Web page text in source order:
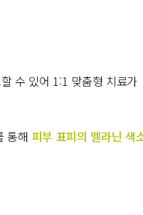
할 수 있어 1:1 맞춤형 치료가
통해 피부 표피의 멜라닌 색